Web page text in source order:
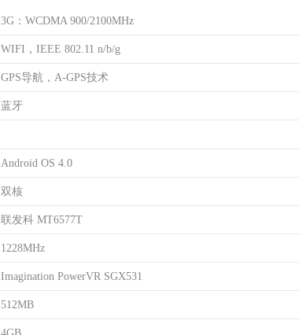
3G：WCDMA 900/2100MHz
WIFI，IEEE 802.11 n/b/g
GPS导航，A-GPS技术
蓝牙
Android OS 4.0
双核
联发科 MT6577T
1228MHz
Imagination PowerVR SGX531
512MB